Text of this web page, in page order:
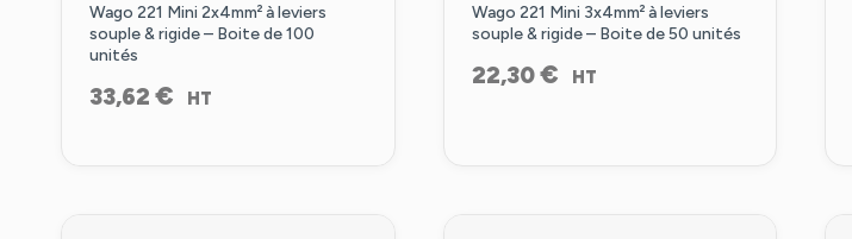
Wago 221 Mini 2x4mm² à leviers
souple & rigide – Boite de 100
unités
33,62 € HT
Wago 221 Mini 3x4mm² à leviers
souple & rigide – Boite de 50 unités
22,30€ HT